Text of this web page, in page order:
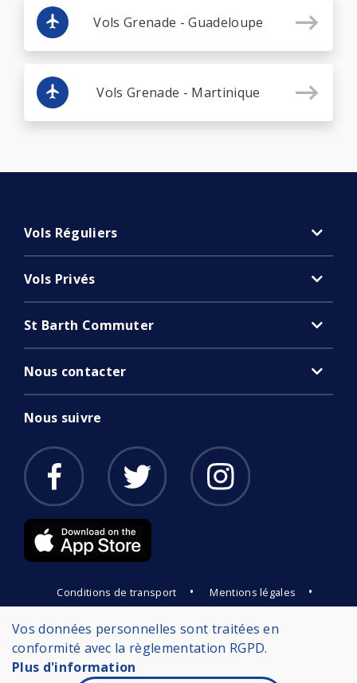
Vols Grenade - Guadeloupe
Vols Grenade - Martinique
Vols Réguliers
Vols Privés
St Barth Commuter
Nous contacter
Nous suivre
Conditions de transport • Mentions légales •
Vos données personnelles sont traitées en
conformité avec la règlementation RGPD.
Plus d'information